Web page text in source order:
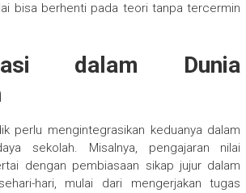
bisa berhenti pada teori tanpa tercermin
dalam Dunia
perlu mengintegrasikan keduanya dalam
sekolah. Misalnya, pengajaran nilai
dengan pembiasaan sikap jujur dalam
hari, mulai dari mengerjakan tugas